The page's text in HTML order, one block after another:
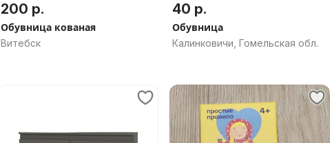
200 р.
Обувница кованая
Витебск
40 р.
Обувница
Калинковичи, Гомельская обл.